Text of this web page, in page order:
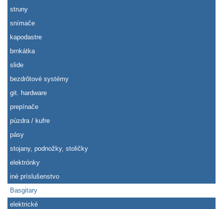
struny
snímače
kapodastre
brnkátka
slide
bezdrôtové systémy
git. hardware
prepínače
púzdra / kufre
pásy
stojany, podnožky, stoličky
elektrónky
iné príslušenstvo
Basgitary
elektrické